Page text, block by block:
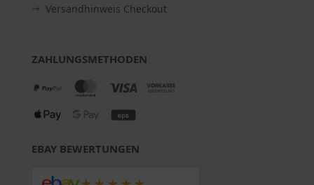
Versandhinweis Checkout
ZAHLUNGSMETHODEN
EBAY BEWERTUNGEN